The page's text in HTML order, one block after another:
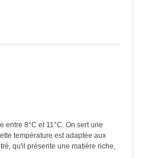
8°C et 11°C. On sert une
température est adaptée aux
qu'il présente une matière riche,